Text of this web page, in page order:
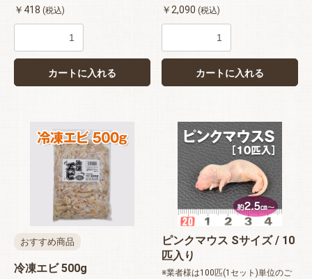
￥418 (税込)
カートに入れる
￥2,090 (税込)
カートに入れる
おすすめ商品
冷凍エビ 500g
ピンクマウス Sサイズ / 10
匹入り
※業者様は100匹(1セット)単位のご
お買い物を続ける カートへ進む